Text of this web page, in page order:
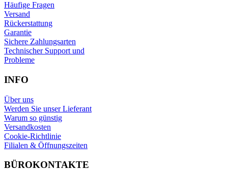
Häufige Fragen
Versand
Rückerstattung
Garantie
Sichere Zahlungsarten
Technischer Support und
Probleme
INFO
Über uns
Werden Sie unser Lieferant
Warum so günstig
Versandkosten
Cookie-Richtlinie
Filialen & Öffnungszeiten
BÜROKONTAKTE